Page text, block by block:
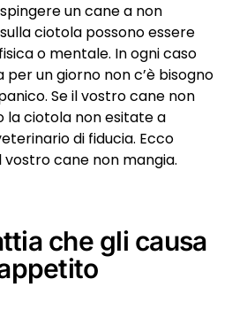
un cane a non
ciotola possono essere
o mentale. In ogni caso
per un giorno non c’è bisogno
Se il vostro cane non
la ciotola non esitate a
di fiducia. Ecco
cane non mangia.
che gli causa